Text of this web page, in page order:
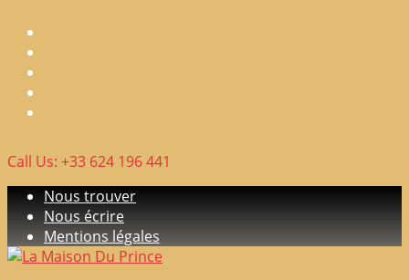
content
Call Us: +33 624 196 441
Nous trouver
Nous écrire
Mentions légales